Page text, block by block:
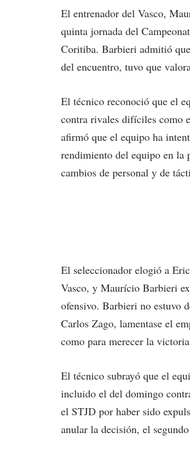
El entrenador del Vasco,
quinta jornada del
Coritiba. Barbieri admitió
del encuentro, tuvo que
El técnico reconoció que el
contra rivales difíciles como
afirmó que el equipo ha
rendimiento del equipo en la
cambios de personal y de
El seleccionador elogió a
Vasco, y Maurício Barbieri
ofensivo. Barbieri no estuvo
Carlos Zago, lamentase el
como para merecer la
El técnico subrayó que el
incluido el del domingo
el STJD por haber sido
anular la decisión, el